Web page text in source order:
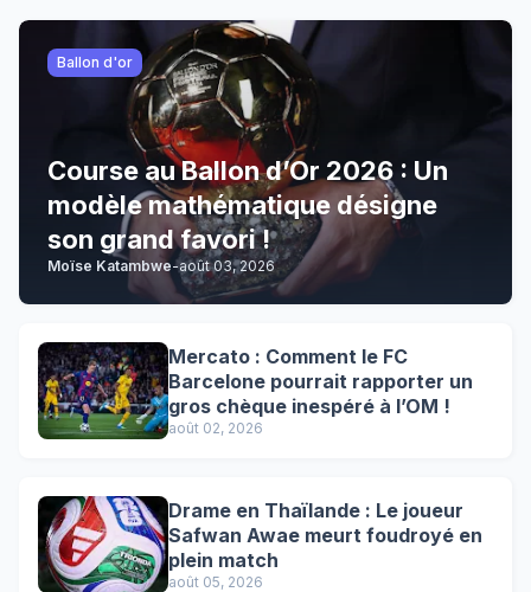
Ballon d'or
Course au Ballon d’Or 2026 : Un
modèle mathématique désigne
son grand favori !
Moïse Katambwe-août 03, 2026
Mercato : Comment le FC
Barcelone pourrait rapporter un
gros chèque inespéré à l’OM !
août 02, 2026
Drame en Thaïlande : Le joueur
Safwan Awae meurt foudroyé en
plein match
août 05, 2026